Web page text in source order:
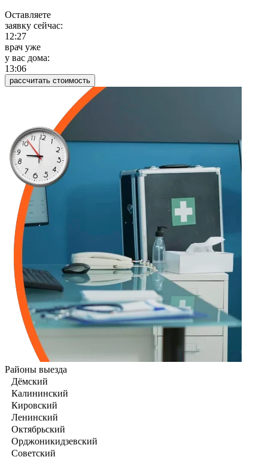
Оставляете
заявку сейчас:
12:27
врач уже
у вас дома:
13:06
рассчитать стоимость
Районы выезда
Дёмский
Калининский
Кировский
Ленинский
Октябрьский
Орджоникидзевский
Советский